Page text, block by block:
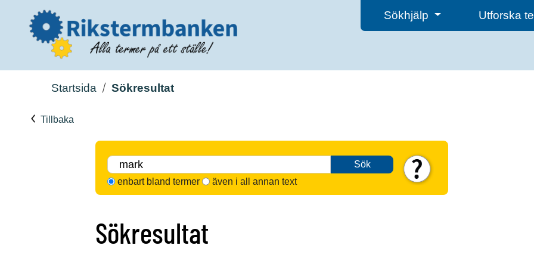
Sökhjälp Utforska
Startsida Sökresultat
Tillbaka
Sök
enbart bland termer
även i all annan text
Sökresultat